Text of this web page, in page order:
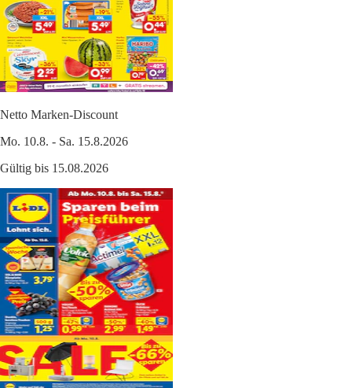
Netto Marken-Discount
Mo. 10.8. - Sa. 15.8.2026
Gültig bis 15.08.2026